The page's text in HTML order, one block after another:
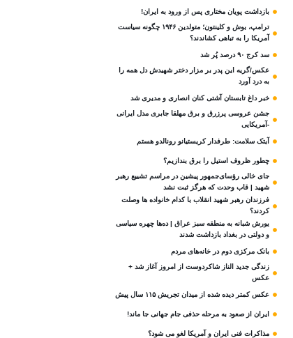
بازداشت پویان مختاری پس از ورود به ایران!
ترامپ، بوش و کلینتون؛ متولدین ۱۹۴۶ چگونه سیاست
آمریکا را به تباهی کشاندند؟
سد کرج ۹۰ درصد پُر شد
عکس/گریه این پدر بر مزار دختر شهیدش دل همه را
به درد آورد
خبر داغ تابستان آشتی کنان انصاری و مدیری شد
جشن عروسی پرزرق و برق مهلقا جابری مدل ایرانی
-آمریکایی
آیتک سلامت: طرفدار کریستیانو رونالدو هستم
چطور ظروف استیل را برق بندازیم؟
جای خالی رؤسای‌جمهور پیشین در مراسم تشییع رهبر
شهید | قاب وحدت که هرگز ثبت نشد
فرزندان رهبر شهید انقلاب با کدام خانواده ها وصلت
کردند؟
یورش شبانه به منطقه سبز عراق | ده‌ها چهره سیاسی
و دولتی در بغداد بازداشت شدند
بانک مرکزی دوم در خانه‌های مردم
زندگی جدید الناز شاکردوست از امروز آغاز شد +
عکس
عکس کمتر دیده شده از میدان تجریش ۱۱۵ سال پیش
ایران از صعود به مرحله حذفی جام جهانی جا ماند!
مذاکرات فنی ایران و آمریکا لغو می شود؟